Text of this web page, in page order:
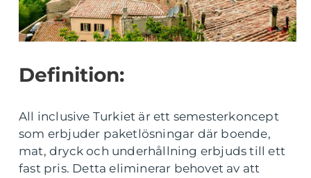
Definition:
All inclusive Turkiet är ett semesterkoncept
som erbjuder paketlösningar där boende,
mat, dryck och underhållning erbjuds till ett
fast pris. Detta eliminerar behovet av att